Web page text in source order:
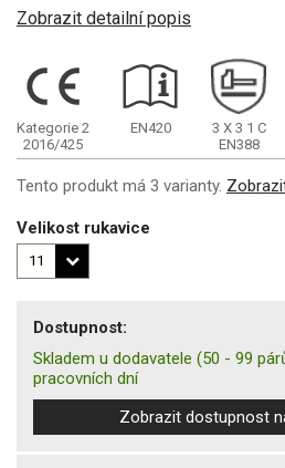
Zobrazit detailní popis
Kategorie 2
2016/425
EN420 3 X 3 1 C
EN388
Tento produkt má 3 varianty.
Velikost rukavice
Dostupnost:
Skladem u dodavatele (50 - 99
pracovních dní
Zobrazit dostupnost